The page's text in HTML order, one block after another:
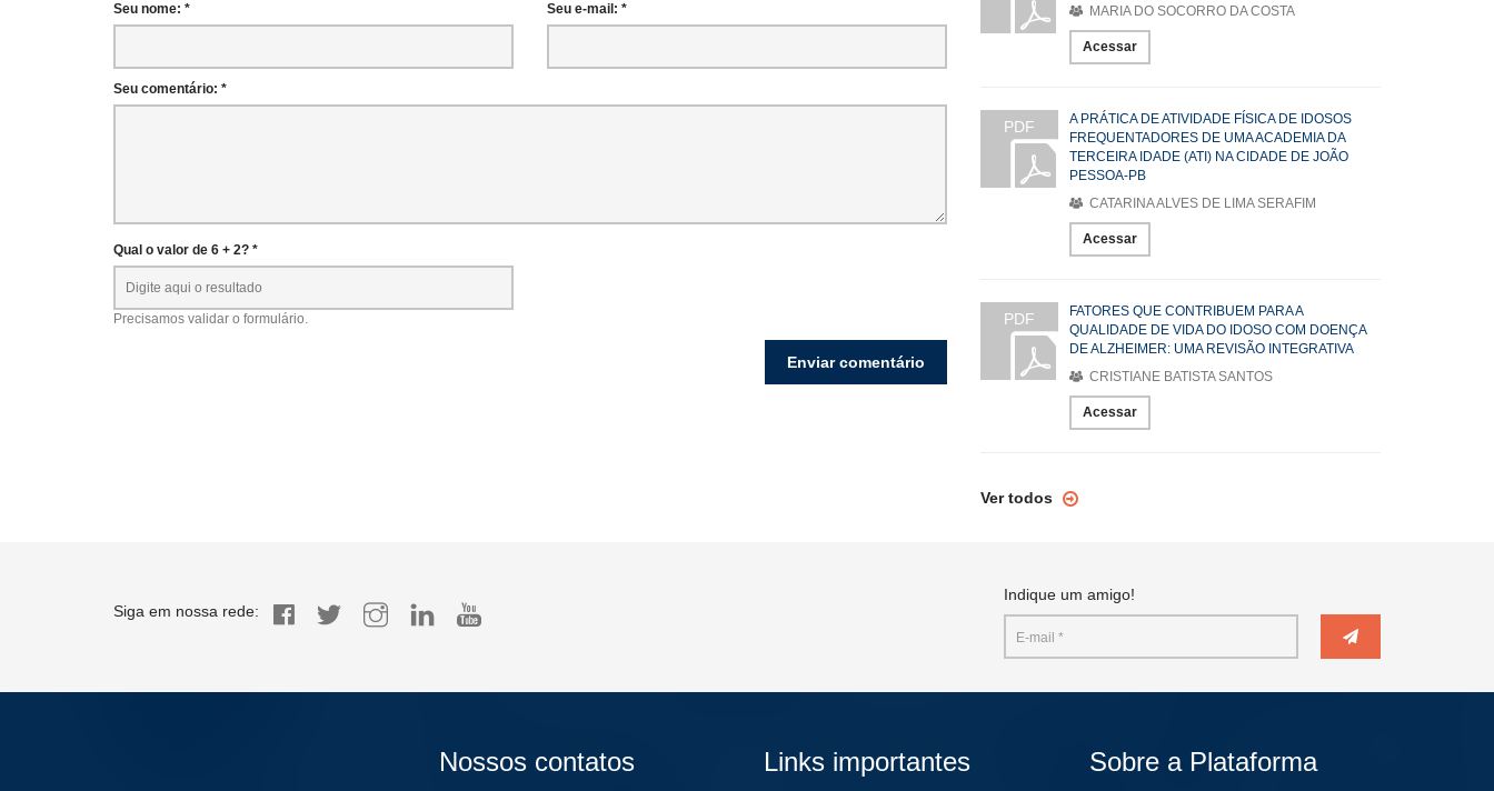
Seu nome: * Seu e-mail: *
Seu comentário: *
Qual o valor de 6 + 2? *
Precisamos validar o formulário.
MARIA DO SOCORRO DA COSTA
Acessar
PDF
A PRÁTICA DE ATIVIDADE FÍSICA DE IDOSOS
FREQUENTADORES DE UMA ACADEMIA DA
TERCEIRA IDADE (ATI) NA CIDADE DE JOÃO
PESSOA-PB
CATARINA ALVES DE LIMA SERAFIM
Acessar
PDF
FATORES QUE CONTRIBUEM PARA A
QUALIDADE DE VIDA DO IDOSO COM DOENÇA
DE ALZHEIMER: UMA REVISÃO INTEGRATIVA
CRISTIANE BATISTA SANTOS
Acessar
Ver todos
Siga em nossa rede:
Indique um amigo!
Nossos contatos Links importantes Sobre a Plataforma